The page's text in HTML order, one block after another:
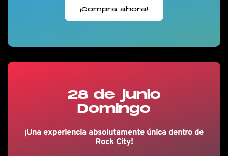
¡Compra ahora!
28 de junio
Domingo
¡Una experiencia absolutamente única dentro de
Rock City!